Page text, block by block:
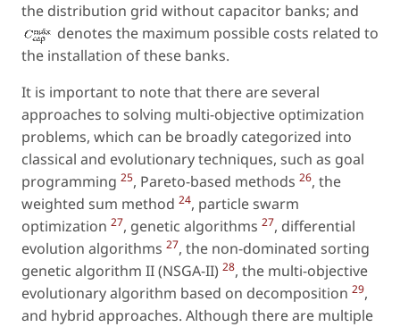
the distribution grid without capacitor banks; and
denotes the maximum possible costs related to
the installation of these banks.
It is important to note that there are several
approaches to solving multi-objective optimization
problems, which can be broadly categorized into
classical and evolutionary techniques, such as goal
programming 25, Pareto-based methods 26, the
weighted sum method 24, particle swarm
optimization 27, genetic algorithms 27, differential
evolution algorithms 27, the non-dominated sorting
genetic algorithm II (NSGA-II) 28, the multi-objective
evolutionary algorithm based on decomposition 29,
and hybrid approaches. Although there are multiple